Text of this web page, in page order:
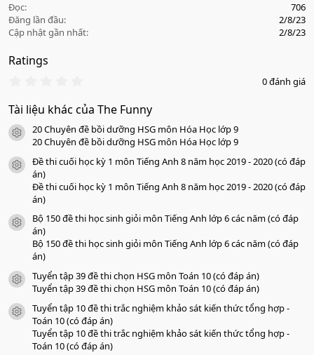
Đọc
706
Đăng lần đầu
2/8/23
Cập nhật gần nhất
2/8/23
Ratings
0
0
s
a
o
0 đánh giá
Tài liệu khác của The Funny
icon tài liệu
20 Chuyên đề bồi dưỡng HSG môn Hóa Học lớp 9
20 Chuyên đề bồi dưỡng HSG môn Hóa Học lớp 9
icon tài liệu
Đề thi cuối học kỳ 1 môn Tiếng Anh 8 năm học 2019 - 2020 (có đáp
án)
Đề thi cuối học kỳ 1 môn Tiếng Anh 8 năm học 2019 - 2020 (có đáp
án)
icon tài liệu
Bộ 150 đề thi học sinh giỏi môn Tiếng Anh lớp 6 các năm (có đáp
án)
Bộ 150 đề thi học sinh giỏi môn Tiếng Anh lớp 6 các năm (có đáp
án)
icon tài liệu
Tuyển tập 39 đề thi chọn HSG môn Toán 10 (có đáp án)
Tuyển tập 39 đề thi chọn HSG môn Toán 10 (có đáp án)
icon tài liệu
Tuyển tập 10 đề thi trắc nghiệm khảo sát kiến thức tổng hợp -
Toán 10 (có đáp án)
Tuyển tập 10 đề thi trắc nghiệm khảo sát kiến thức tổng hợp -
Toán 10 (có đáp án)